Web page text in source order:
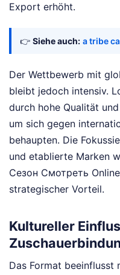
Export erhöht.
👉 Siehe auch: a tribe
Der Wettbewerb mit
bleibt jedoch intensiv.
durch hohe Qualität
um sich gegen
behaupten. Die
und etablierte Marken
Сезон Смотреть
strategischer Vorteil.
Kultureller
Das Format beeinflusst